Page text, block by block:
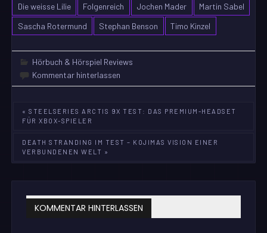
Die weisse Lilie Folgenreich Jochen Mader
Martin Sabel
Sascha Rotermund
Stephan Benson Timo Kinzel
Hörbuch & Hörspiel Reviews
Kommentar hinterlassen
Beitragsnavigation
« STEELSERIES ARCTIS 9X TEST: DAS PREMIUM-HEADSET
FÜR XBOX-SPIELER
DEATH STRANDING IM TEST – KOJIMAS VISION EINER
VERBUNDENEN WELT »
KOMMENTAR HINTERLASSEN